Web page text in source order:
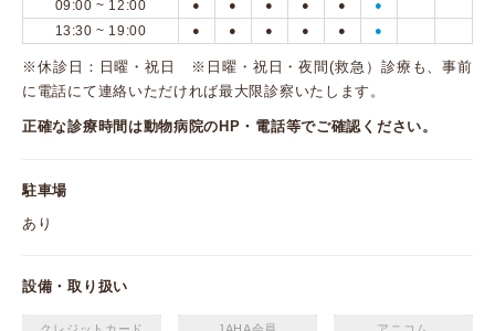
09:00 ~ 12:00
● ● ● ● ● ●
13:30 ~ 19:00 ● ● ● ● ● ●
※休診日：日曜・祝日 ※日曜・祝日・夜間(救急）診療も、事前
に電話にて連絡いただければ最大限診察いたします。
正確な診療時間は動物病院のHP・電話等でご確認ください。
駐車場
あり
設備・取り扱い